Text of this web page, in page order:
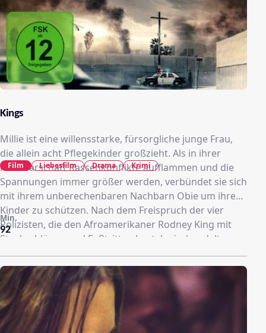
Kings
Millie ist eine willensstarke, fürsorgliche junge Frau,
die allein acht Pflegekinder großzieht. Als in ihrer
Nachbarschaft Rassenkonflikte aufflammen und die
Spannungen immer größer werden, verbündet sie sich
mit ihrem unberechenbaren Nachbarn Obie um ihre
Kinder zu schützen. Nach dem Freispruch der vier
Polizisten, die den Afroamerikaner Rodney King mit
Stockschlägen und Fußtritten brutal misshandelt
hatten, brechen in Los Angeles gewalttätige Unruhen
aus. Millie muss mit Obies Hilfe einen Weg aus dem
lebensgefährlichen Chaos finden, um zu verhindern,
dass ihre Familie ins Kreuzfeuer gerät!
92
Min.
Film Liebesfilm Drama Krimi